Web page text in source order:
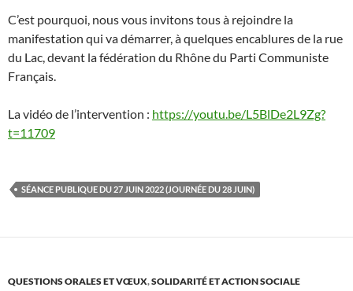
C’est pourquoi, nous vous invitons tous à rejoindre la
manifestation qui va démarrer, à quelques encablures de la rue
du Lac, devant la fédération du Rhône du Parti Communiste
Français.
La vidéo de l’intervention : https://youtu.be/L5BlDe2L9Zg?
t=11709
SÉANCE PUBLIQUE DU 27 JUIN 2022 (JOURNÉE DU 28 JUIN)
QUESTIONS ORALES ET VŒUX,SOLIDARITÉ ET ACTION SOCIALE